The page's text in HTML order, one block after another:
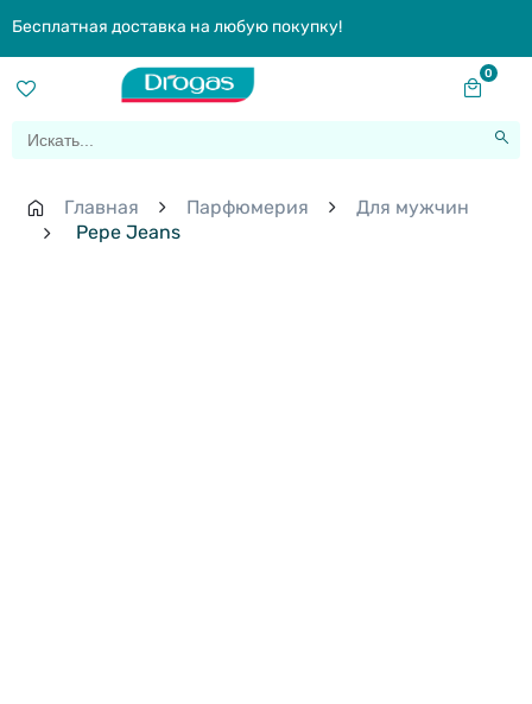
Бесплатная доставка на любую покупку!
0
Главная Парфюмерия
Для мужчин
Pepe Jeans